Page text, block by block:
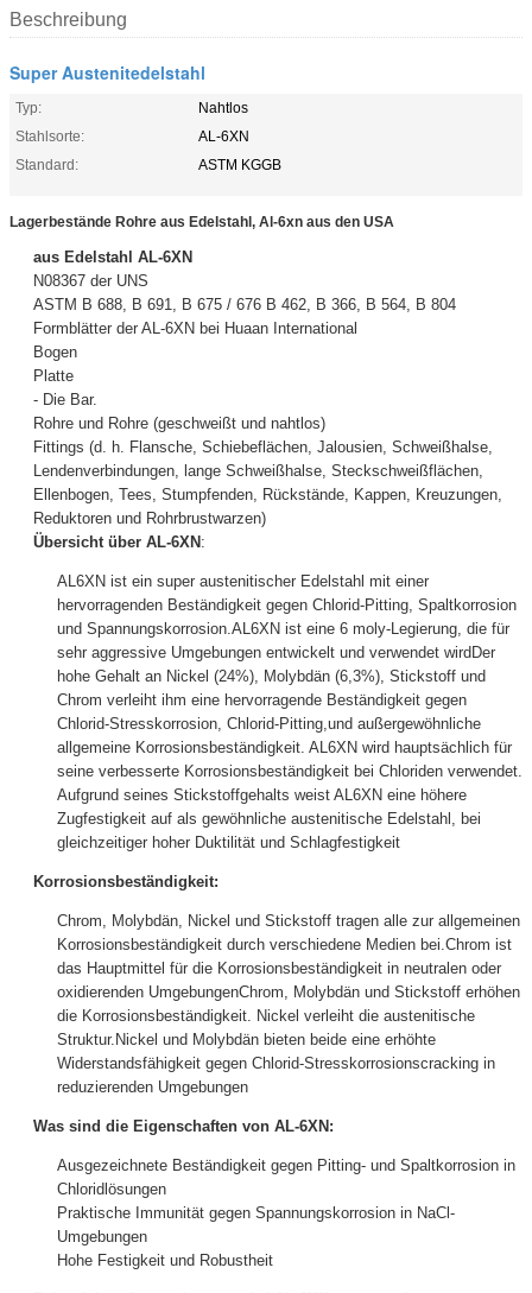
Beschreibung
Super Austenitedelstahl
Typ:
Nahtlos
Stahlsorte:
AL-6XN
Standard:
ASTM KGGB
Lagerbestände Rohre aus Edelstahl, Al-6xn aus den USA
aus Edelstahl AL-6XN
N08367 der UNS
ASTM B 688, B 691, B 675 / 676 B 462, B 366, B 564, B 804
Formblätter der AL-6XN bei Huaan International
Bogen
Platte
- Die Bar.
Rohre und Rohre (geschweißt und nahtlos)
Fittings (d. h. Flansche, Schiebeflächen, Jalousien, Schweißhalse,
Lendenverbindungen, lange Schweißhalse, Steckschweißflächen,
Ellenbogen, Tees, Stumpfenden, Rückstände, Kappen, Kreuzungen,
Reduktoren und Rohrbrustwarzen)
Übersicht über AL-6XN :
AL6XN ist ein super austenitischer Edelstahl mit einer
hervorragenden Beständigkeit gegen Chlorid-Pitting, Spaltkorrosion
und Spannungskorrosion.AL6XN ist eine 6 moly-Legierung, die für
sehr aggressive Umgebungen entwickelt und verwendet wirdDer
hohe Gehalt an Nickel (24%), Molybdän (6,3%), Stickstoff und
Chrom verleiht ihm eine hervorragende Beständigkeit gegen
Chlorid-Stresskorrosion, Chlorid-Pitting,und außergewöhnliche
allgemeine Korrosionsbeständigkeit. AL6XN wird hauptsächlich für
seine verbesserte Korrosionsbeständigkeit bei Chloriden verwendet.
Aufgrund seines Stickstoffgehalts weist AL6XN eine höhere
Zugfestigkeit auf als gewöhnliche austenitische Edelstahl, bei
gleichzeitiger hoher Duktilität und Schlagfestigkeit
Korrosionsbeständigkeit:
Chrom, Molybdän, Nickel und Stickstoff tragen alle zur allgemeinen
Korrosionsbeständigkeit durch verschiedene Medien bei.Chrom ist
das Hauptmittel für die Korrosionsbeständigkeit in neutralen oder
oxidierenden UmgebungenChrom, Molybdän und Stickstoff erhöhen
die Korrosionsbeständigkeit. Nickel verleiht die austenitische
Struktur.Nickel und Molybdän bieten beide eine erhöhte
Widerstandsfähigkeit gegen Chlorid-Stresskorrosionscracking in
reduzierenden Umgebungen
Was sind die Eigenschaften von AL-6XN:
Ausgezeichnete Beständigkeit gegen Pitting- und Spaltkorrosion in
Chloridlösungen
Praktische Immunität gegen Spannungskorrosion in NaCl-
Umgebungen
Hohe Festigkeit und Robustheit